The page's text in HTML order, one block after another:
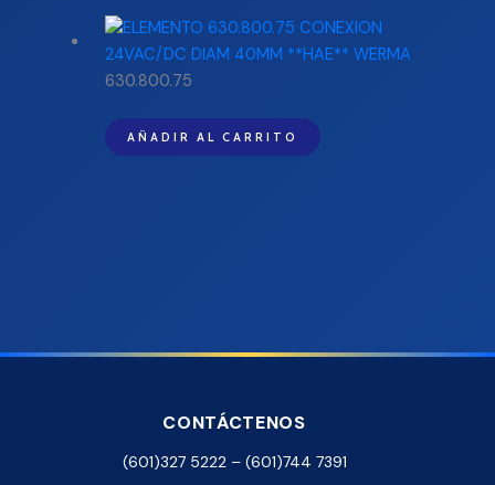
630.800.75
AÑADIR AL CARRITO
CONTÁCTENOS
(601)327 5222 – (601)744 7391